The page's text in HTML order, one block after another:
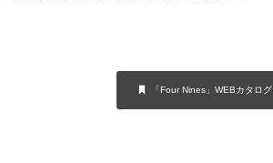
「Four Nines」WEBカタログ